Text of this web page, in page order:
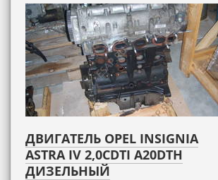
ДВИГАТЕЛЬ OPEL INSIGNIA
ASTRA IV 2,0CDTI A20DTH
ДИЗЕЛЬНЫЙ